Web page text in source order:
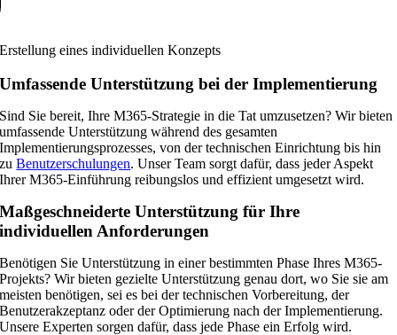
Erstellung eines individuellen Konzepts
Umfassende Unterstützung bei der Implementierung
Sind Sie bereit, Ihre M365-Strategie in die Tat umzusetzen? Wir bieten
umfassende Unterstützung während des gesamten
Implementierungsprozesses, von der technischen Einrichtung bis hin
zuBenutzerschulungen. Unser Team sorgt dafür, dass jeder Aspekt
Ihrer M365-Einführung reibungslos und effizient umgesetzt wird.
Maßgeschneiderte Unterstützung für Ihre
individuellen Anforderungen
Benötigen Sie Unterstützung in einer bestimmten Phase Ihres M365-
Projekts? Wir bieten gezielte Unterstützung genau dort, wo Sie sie am
meisten benötigen, sei es bei der technischen Vorbereitung, der
Benutzerakzeptanz oder der Optimierung nach der Implementierung.
Unsere Experten sorgen dafür, dass jede Phase ein Erfolg wird.